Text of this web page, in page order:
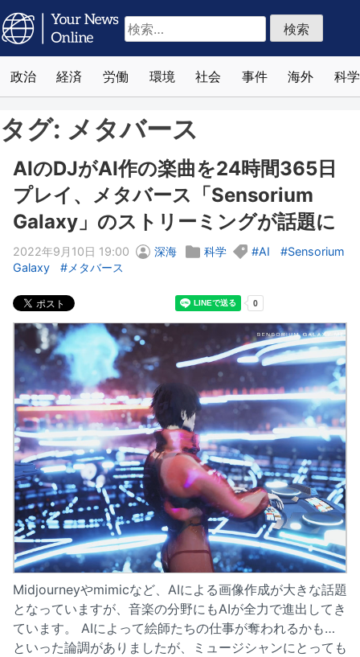
検
索:
政治 経済 労働 環境 社会 事件 海外 科学
タグ: メタバース
AIのDJがAI作の楽曲を24時間365日
プレイ、メタバース「Sensorium
Galaxy」のストリーミングが話題に
2022年9月10日 19:00 深海 科学 AI
Sensorium
Galaxy
メタバース
Midjourneyやmimicなど、AIによる画像作成が大きな話題
となっていますが、音楽の分野にもAIが全力で進出してき
ています。 AIによって絵師たちの仕事が奪われるかも…
といった論調がありましたが、ミュージシャンにとっても